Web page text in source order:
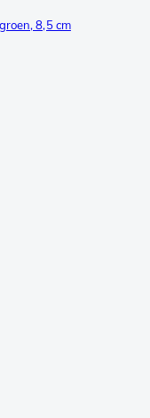
8,5 cm